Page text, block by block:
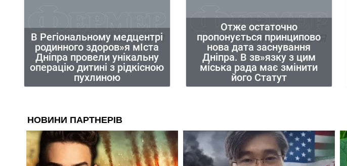
В Регіональному медцентрі
родинного здоров»я мІста
Дніпра провели унікальну
операцію дитині з рідкісною
пухлиною
Отже остаточно
пропонується принципово
нова дата заснування
Дніпра. В зв»язку з цим
міська рада має змінити
його Статут